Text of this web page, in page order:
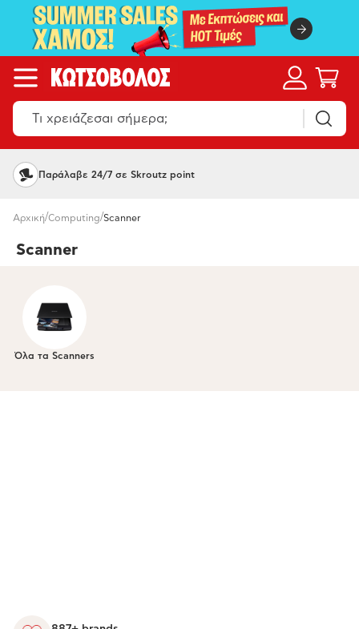
Παράλαβε 24/7 σε Skroutz point
Αρχική/Computing/Scanner
Scanner
Όλα τα Scanners